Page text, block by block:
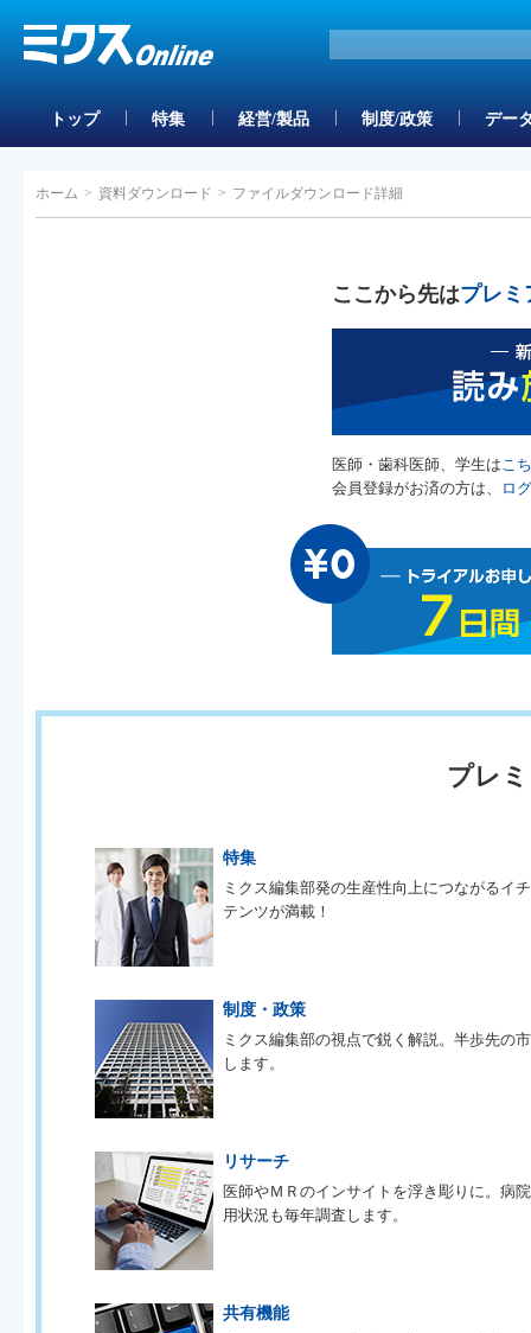
トップ 特集 経営/製品 制度/政策 デー
ホーム > 資料ダウンロード > ファイルダウンロード詳細
ここから先はプレミ
医師・歯科医師、学生はこ
会員登録がお済の方は、
ロ
プレ
特集
ミクス編集部発の生産性向上につながるイ
テンツが満載！
制度・政策
ミクス編集部の視点で鋭く解説。半歩先の
します。
リサーチ
医師やＭＲのインサイトを浮き彫りに。病
用状況も毎年調査します。
共有機能